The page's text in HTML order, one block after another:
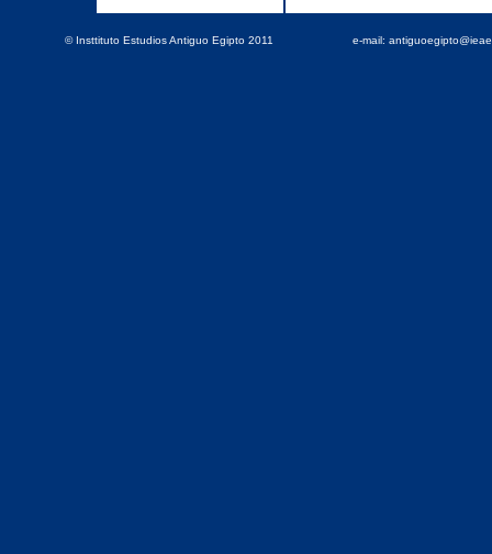
© Insttituto Estudios Antiguo Egipto 2011 e-mail: